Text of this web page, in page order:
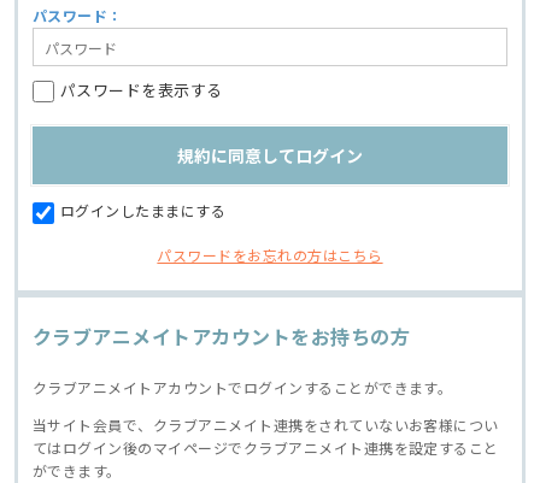
パスワード：
パスワードを表示する
ログインしたままにする
パスワードをお忘れの方はこちら
クラブアニメイトアカウントをお持ちの方
クラブアニメイトアカウントでログインすることができます。
当サイト会員で、クラブアニメイト連携をされていないお客様につい
てはログイン後のマイページでクラブアニメイト連携を設定すること
ができます。